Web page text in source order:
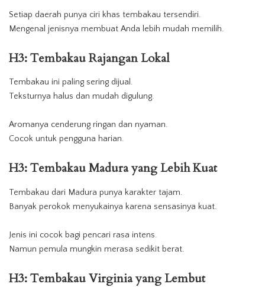
Setiap daerah punya ciri khas tembakau tersendiri.
Mengenal jenisnya membuat Anda lebih mudah memilih.
H3:TembakauRajangan Lokal
Tembakau ini paling sering dijual.
Teksturnya halus dan mudah digulung.
Aromanya cenderung ringan dan nyaman.
Cocok untuk pengguna harian.
H3: Tembakau Madura yang Lebih Kuat
Tembakau dari Madura punya karakter tajam.
Banyak perokok menyukainya karena sensasinya kuat.
Jenis ini cocok bagi pencari rasa intens.
Namun pemula mungkin merasa sedikit berat.
H3: Tembakau Virginia yang Lembut